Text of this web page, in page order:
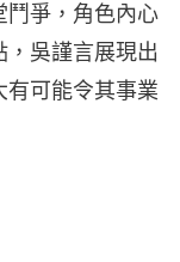
鬥爭，角色內心
吳謹言展現出
可能令其事業